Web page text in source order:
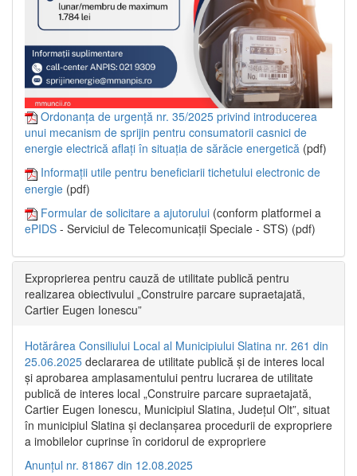
Ordonanța de urgență nr. 35/2025 privind introducerea
unui mecanism de sprijin pentru consumatorii casnici de
energie electrică aflați în situația de sărăcie energetică (pdf)
Informații utile pentru beneficiarii tichetului electronic de
energie (pdf)
Formular de solicitare a ajutorului (conform platformei a
ePIDS - Serviciul de Telecomunicații Speciale - STS) (pdf)
Exproprierea pentru cauză de utilitate publică pentru
realizarea obiectivului „Construire parcare supraetajată,
Cartier Eugen Ionescu”
Hotărârea Consiliului Local al Municipiului Slatina nr. 261 din
25.06.2025 declararea de utilitate publică și de interes local
și aprobarea amplasamentului pentru lucrarea de utilitate
publică de interes local „Construire parcare supraetajată,
Cartier Eugen Ionescu, Municipiul Slatina, Județul Olt”, situat
în municipiul Slatina și declanșarea procedurii de expropriere
a imobilelor cuprinse în coridorul de expropriere
Anunțul nr. 81867 din 12.08.2025